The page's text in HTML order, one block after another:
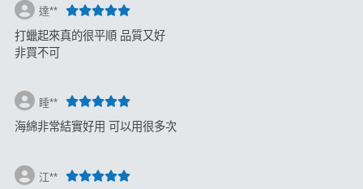
達**
打蠟起來真的很平順 品質又好
非買不可
睡**
海綿非常結實好用 可以用很多次
江**